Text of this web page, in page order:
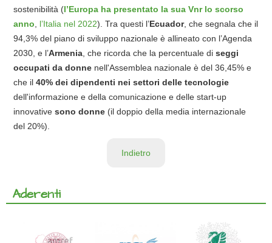
sostenibilità (l’Europa ha presentato la sua Vnr lo scorso
anno
l’Italia nel 2022). Tra questi l’Ecuador, che segnala che il
94,3% del piano di sviluppo nazionale è allineato con l’Agenda
2030, e l’Armenia , che ricorda che la percentuale di seggi
occupati da donne nell'Assemblea nazionale è del 36,45% e
che il 40% dei dipendenti nei settori delle tecnologie
dell'informazione e della comunicazione e delle start-up
innovative sono donne (il doppio della media internazionale
del 20%).
Indietro
Aderenti